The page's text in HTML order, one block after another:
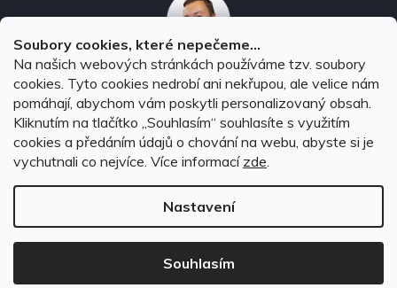
Soubory cookies, které nepečeme...
Na našich webových stránkách používáme tzv. soubory
cookies. Tyto cookies nedrobí ani nekřupou, ale velice nám
pomáhají, abychom vám poskytli personalizovaný obsah.
Kliknutím na tlačítko ,,Souhlasím“ souhlasíte s využitím
cookies a předáním údajů o chování na webu, abyste si je
vychutnali co nejvíce. Více informací zde.
Nastavení
Souhlasím
732 147 896 (Po–Pá: 8–16:00)
info@autodoplnky-obchod.cz
Vytvořil Shoptet Premium
Copyright 2026Autodoplňky-obchod.cz. Všechna práva
vyhrazena.